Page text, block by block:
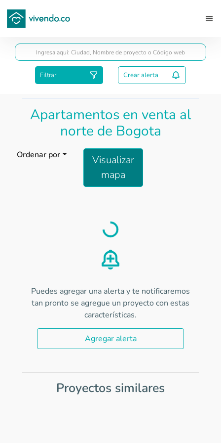
Filtrar Crear alerta
Apartamentos en venta al
norte de Bogota
Ordenar por
Visualizar
mapa
Load
Puedes agregar una alerta y te notificaremos
tan pronto se agregue un proyecto con estas
características.
Agregar alerta
Proyectos similares
Guardar